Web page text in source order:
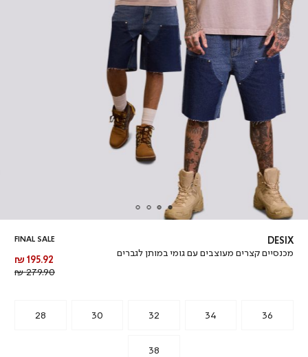
DESIX
מכנסיים קצרים מעוצבים עם גומי במותן לגברים
FINAL SALE
מחיר
מוצר
195.92 ₪
279.90 ₪
28 30 32 34 36
38